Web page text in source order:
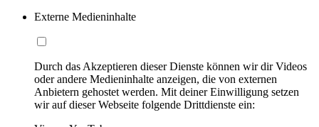
Externe Medieninhalte
Durch das Akzeptieren dieser Dienste können wir dir Videos
oder andere Medieninhalte anzeigen, die von externen
Anbietern gehostet werden. Mit deiner Einwilligung setzen
wir auf dieser Webseite folgende Drittdienste ein: